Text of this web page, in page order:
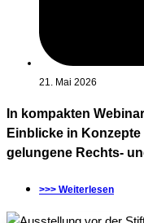
21. Mai 2026
In kompakten
Einblicke in
gelungene Rechts-
>>> Weiterlesen